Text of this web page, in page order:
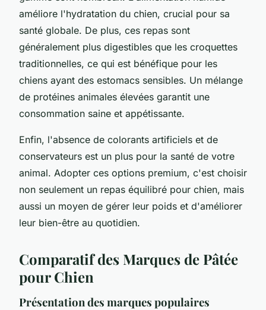
améliore l'hydratation du chien, crucial pour sa
santé globale. De plus, ces repas sont
généralement plus digestibles que les croquettes
traditionnelles, ce qui est bénéfique pour les
chiens ayant des estomacs sensibles. Un mélange
de protéines animales élevées garantit une
consommation saine et appétissante.
Enfin, l'absence de colorants artificiels et de
conservateurs est un plus pour la santé de votre
animal. Adopter ces options premium, c'est choisir
non seulement un repas équilibré pour chien, mais
aussi un moyen de gérer leur poids et d'améliorer
leur bien-être au quotidien.
Comparatif des Marques de Pâtée
pour Chien
Présentation des marques populaires